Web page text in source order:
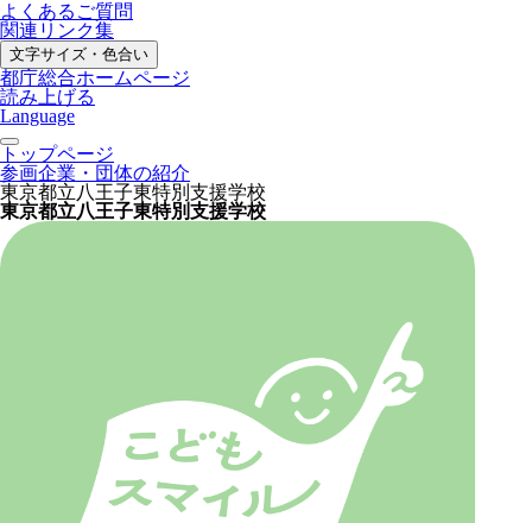
よくあるご質問
関連リンク集
文字サイズ・色合い
都庁総合ホームページ
読み上げる
Language
トップページ
参画企業・団体の紹介
東京都立八王子東特別支援学校
東京都立八王子東特別支援学校